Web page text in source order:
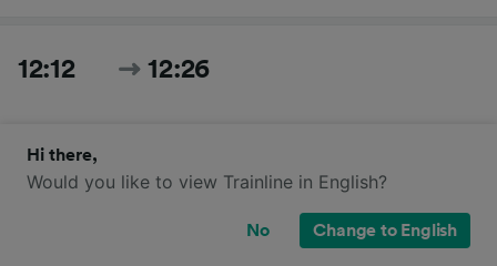
12:12 12:26
Hi there,
Would you like to view Trainline in English?
No Change to English